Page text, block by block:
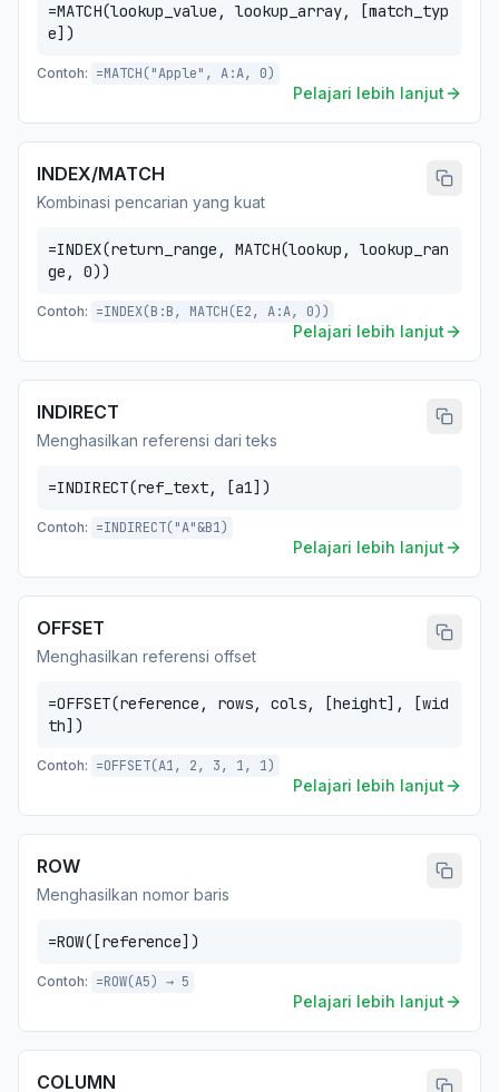
=MATCH(lookup_value, lookup_array, [match_typ
e])
Contoh: =MATCH("Apple", A:A, 0)
Pelajari lebih lanjut
INDEX/MATCH
Kombinasi pencarian yang kuat
=INDEX(return_range, MATCH(lookup, lookup_ran
ge, 0))
Contoh: =INDEX(B:B, MATCH(E2, A:A, 0))
Pelajari lebih lanjut
INDIRECT
Menghasilkan referensi dari teks
=INDIRECT(ref_text, [a1])
Contoh: =INDIRECT("A"&B1)
Pelajari lebih lanjut
OFFSET
Menghasilkan referensi offset
=OFFSET(reference, rows, cols, [height], [wid
th])
Contoh: =OFFSET(A1, 2, 3, 1, 1)
Pelajari lebih lanjut
ROW
Menghasilkan nomor baris
=ROW([reference])
Contoh: =ROW(A5) → 5
Pelajari lebih lanjut
COLUMN